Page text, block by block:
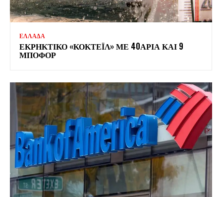
ΕΛΛΑΔΑ
ΕΚΡΗΚΤΙΚΟ «ΚΟΚΤΕΪΛ» ΜΕ 40ΑΡΙΑ ΚΑΙ 9
ΜΠΟΦΟΡ